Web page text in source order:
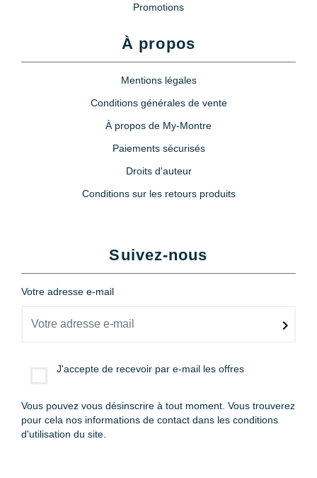
Promotions
À propos
Mentions légales
Conditions générales de vente
À propos de My-Montre
Paiements sécurisés
Droits d'auteur
Conditions sur les retours produits
Suivez-nous
Votre adresse e-mail
J'accepte de recevoir par e-mail les offres
Vous pouvez vous désinscrire à tout moment. Vous trouverez
pour cela nos informations de contact dans les conditions
d'utilisation du site.